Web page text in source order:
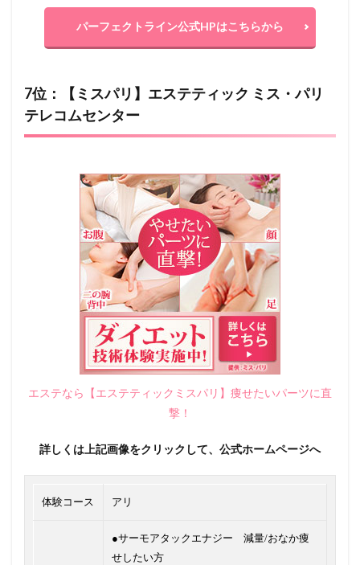
パーフェクトライン公式HPはこちらから
7位：【ミスパリ】エステティック ミス・パリ
テレコムセンター
エステなら【エステティックミスパリ】痩せたいパーツに直
撃！
詳しくは上記画像をクリックして、公式ホームページへ
体験コース アリ
●サーモアタックエナジー 減量/おなか痩
せしたい方